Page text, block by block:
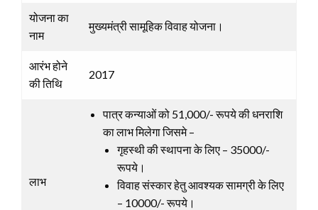
योजना का
नाम
मुख्यमंत्री सामूहिक विवाह योजना।
आरंभ होने
की तिथि
2017
लाभ
पात्र कन्याओं को 51,000/- रूपये की धनराशि
का लाभ मिलेगा जिसमे –
गृहस्थी की स्थापना के लिए – 35000/-
रूपये।
विवाह संस्कार हेतु आवश्यक सामग्री के लिए
– 10000/- रूपये।